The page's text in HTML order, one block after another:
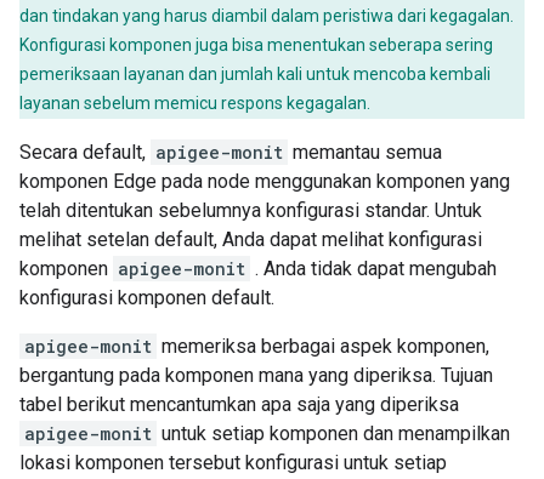
dan tindakan yang harus diambil dalam peristiwa dari kegagalan.
Konfigurasi komponen juga bisa menentukan seberapa sering
pemeriksaan layanan dan jumlah kali untuk mencoba kembali
layanan sebelum memicu respons kegagalan.
Secara default, apigee-monit memantau semua
komponen Edge pada node menggunakan komponen yang
telah ditentukan sebelumnya konfigurasi standar. Untuk
melihat setelan default, Anda dapat melihat konfigurasi
komponen apigee-monit . Anda tidak dapat mengubah
konfigurasi komponen default.
apigee-monit memeriksa berbagai aspek komponen,
bergantung pada komponen mana yang diperiksa. Tujuan
tabel berikut mencantumkan apa saja yang diperiksa
apigee-monit untuk setiap komponen dan menampilkan
lokasi komponen tersebut konfigurasi untuk setiap